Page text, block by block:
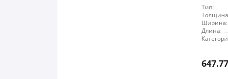
Тип:
Ширина:
Длина: